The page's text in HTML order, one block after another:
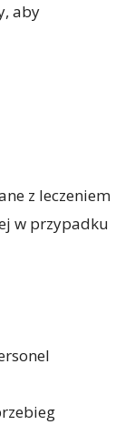
aby
z leczeniem
w przypadku